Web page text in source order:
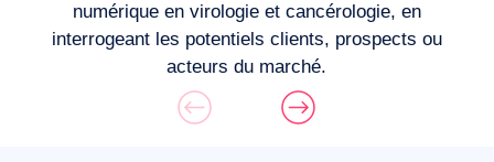
numérique en virologie et cancérologie, en
interrogeant les potentiels clients, prospects ou
acteurs du marché.